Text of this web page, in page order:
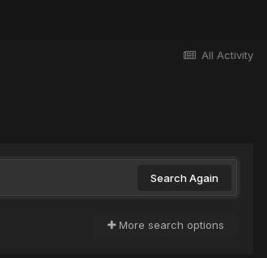
All Activity
Search Again
More search options